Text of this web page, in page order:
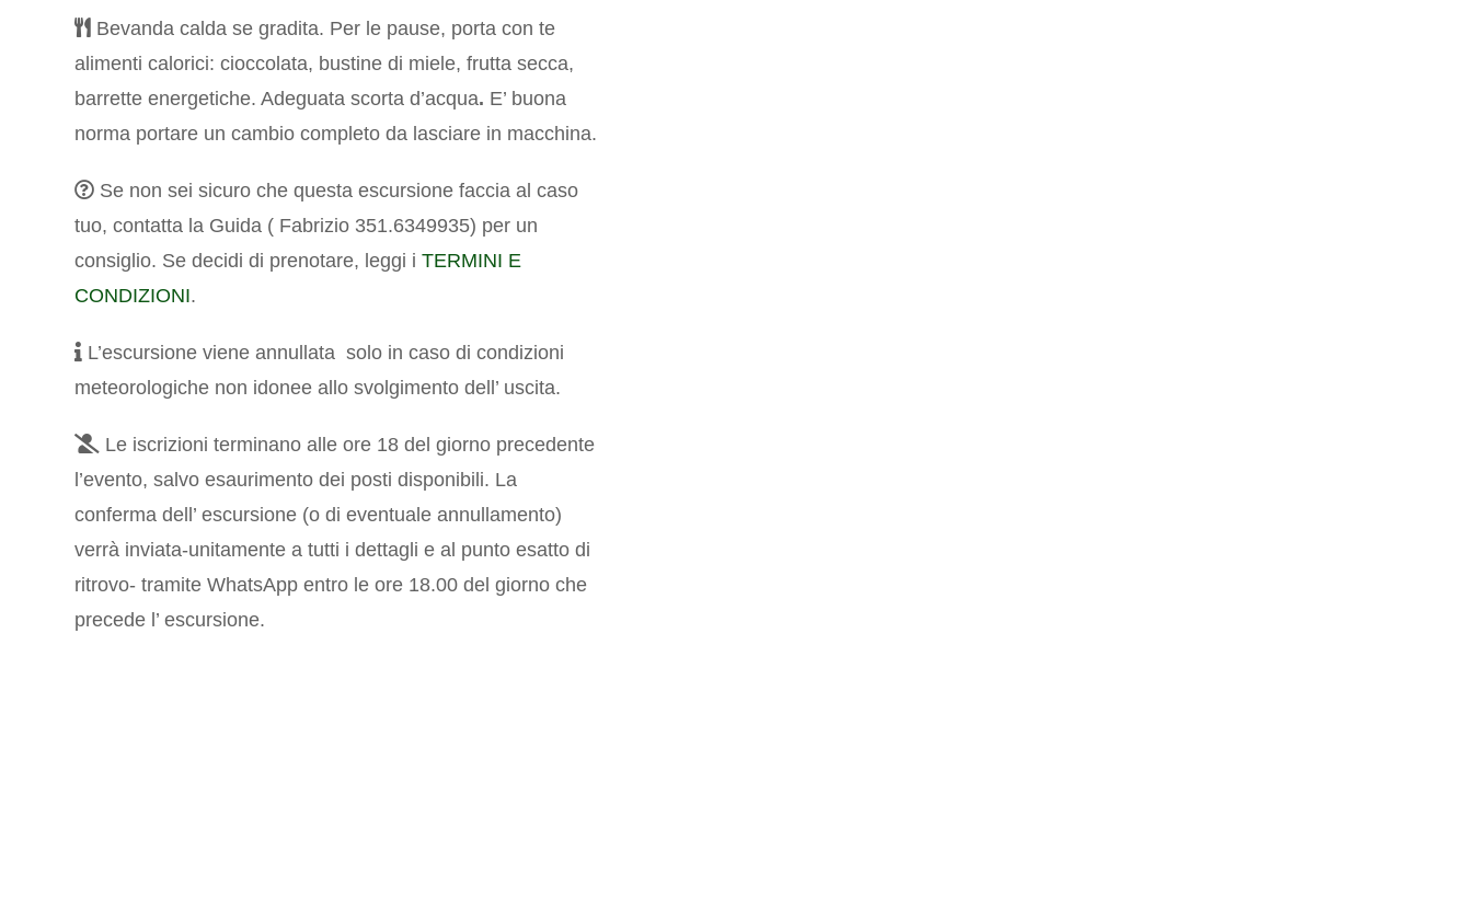
Bevanda calda se gradita. Per le pause, porta con te
alimenti calorici: cioccolata, bustine di miele, frutta secca,
barrette energetiche. Adeguata scorta d’acqua. E’ buona
norma portare un cambio completo da lasciare in macchina.
Se non sei sicuro che questa escursione faccia al caso
tuo, contatta la Guida ( Fabrizio 351.6349935) per un
consiglio. Se decidi di prenotare, leggi iTERMINI E
CONDIZIONI.
L’escursione viene annullata solo in caso di condizioni
meteorologiche non idonee allo svolgimento dell’ uscita.
Le iscrizioni terminano alle ore 18 del giorno precedente
l’evento, salvo esaurimento dei posti disponibili. La
conferma dell’ escursione (o di eventuale annullamento)
verrà inviata-unitamente a tutti i dettagli e al punto esatto di
ritrovo- tramite WhatsApp entro le ore 18.00 del giorno che
precede l’ escursione.